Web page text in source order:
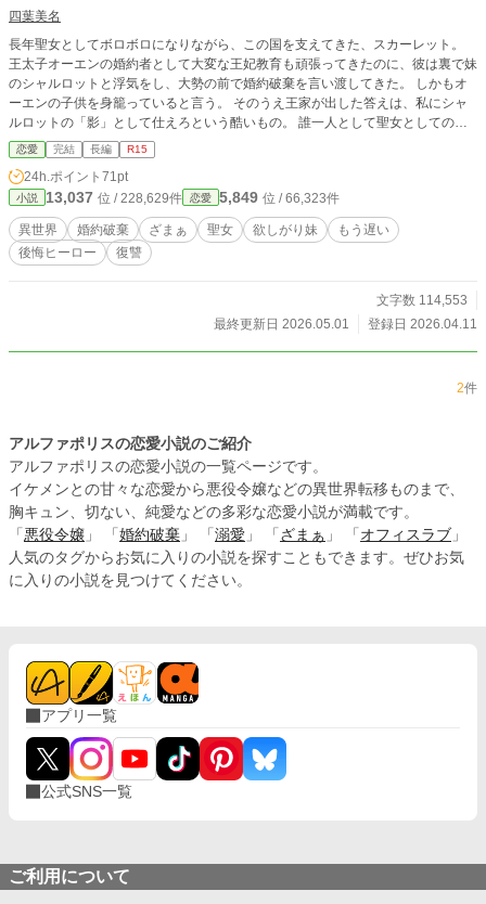
四葉美名
長年聖女としてボロボロになりながら、この国を支えてきた、スカーレット。
王太子オーエンの婚約者として大変な王妃教育も頑張ってきたのに、彼は裏で妹
のシャルロットと浮気をし、大勢の前で婚約破棄を言い渡してきた。 しかもオ
ーエンの子供を身籠っていると言う。 そのうえ王家が出した答えは、私にシャ
ルロットの「影」として仕えろという酷いもの。 誰一人として聖女としての力
を認めず、馬鹿にしていたと知った私は決めました！ 絶対、みんなを後悔させ
てみせます！ ゆるゆるの世界観です。最初のほうに少し性的描写やセリフがあ
るので、念のためR15にしてあります こちらは以前別名義で書いた作品になり
ます。
恋愛 完結 長編 R15
24h.ポイント 71pt
小説 13,037 位 / 228,629件 恋愛 5,849 位 / 66,323件
異世界 婚約破棄 ざまぁ 聖女 欲しがり妹
もう遅い
後悔ヒーロー
復讐
文字数 114,553
最終更新日 2026.05.01
登録日 2026.04.11
2件
アルファポリスの恋愛小説のご紹介
アルファポリスの恋愛小説の一覧ページです。
イケメンとの甘々な恋愛から悪役令嬢などの異世界転移ものまで、
胸キュン、切ない、純愛などの多彩な恋愛小説が満載です。
「 悪役令嬢 」 「 婚約破棄 」 「 溺愛 」 「 ざまぁ 」 「 オフィスラブ 」
人気のタグからお気に入りの小説を探すこともできます。ぜひお気
に入りの小説を見つけてください。
アプリ一覧
公式SNS一覧
ご利用について